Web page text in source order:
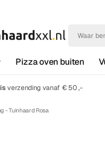
Pizza oven buiten
verzending vanaf € 50 ,-
- Tuinhaard Rosa